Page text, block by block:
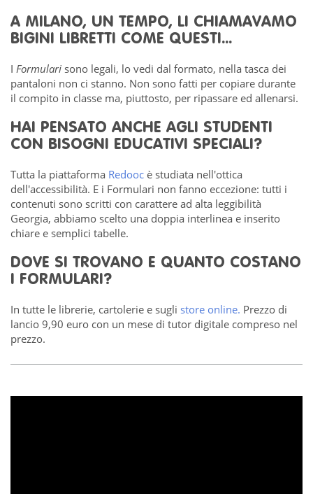
A MILANO, UN TEMPO, LI CHIAMAVAMO
BIGINI LIBRETTI COME QUESTI...
I Formulari sono legali, lo vedi dal formato, nella tasca dei
pantaloni non ci stanno. Non sono fatti per copiare durante
il compito in classe ma, piuttosto, per ripassare ed allenarsi.
HAI PENSATO ANCHE AGLI STUDENTI
CON BISOGNI EDUCATIVI SPECIALI?
Tutta la piattaforma Redooc è studiata nell'ottica
dell'accessibilità. E i Formulari non fanno eccezione: tutti i
contenuti sono scritti con carattere ad alta leggibilità
Georgia, abbiamo scelto una doppia interlinea e inserito
chiare e semplici tabelle.
DOVE SI TROVANO E QUANTO COSTANO
I FORMULARI?
In tutte le librerie, cartolerie e sugli store online. Prezzo di
lancio 9,90 euro con un mese di tutor digitale compreso nel
prezzo.